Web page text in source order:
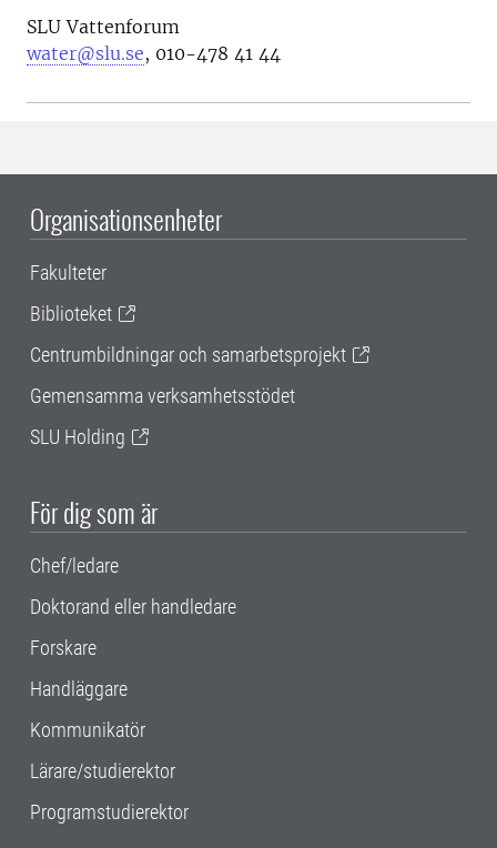
SLU Vattenforum
water@slu.se, 010-478 41 44
Organisationsenheter
Fakulteter
Biblioteket
Centrumbildningar och samarbetsprojekt
Gemensamma verksamhetsstödet
SLU Holding
För dig som är
Chef/ledare
Doktorand eller handledare
Forskare
Handläggare
Kommunikatör
Lärare/studierektor
Programstudierektor